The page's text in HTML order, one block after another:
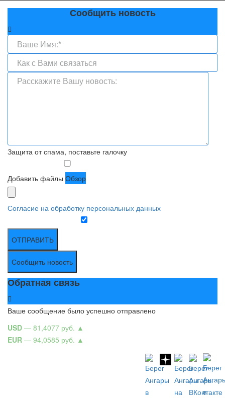
Сообщить новость
Защита от спама, поставьте галочку
Добавить файлы Обзор
Согласие на обработку персональных данных
ОТПРАВИТЬ
Сообщить новость
Обратная связь
Ваше сообщение было успешно отправлено
USD — 81,4077 руб. ▲
EUR — 94,0585 руб. ▲